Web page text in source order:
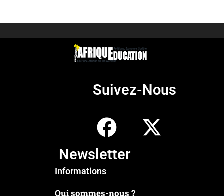
Suivez-Nous
Newsletter
Informations
Qui sommes-nous ?